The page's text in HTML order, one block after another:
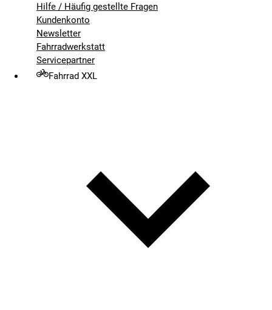
Hilfe / Häufig gestellte Fragen
Kundenkonto
Newsletter
Fahrradwerkstatt
Servicepartner
Fahrrad XXL